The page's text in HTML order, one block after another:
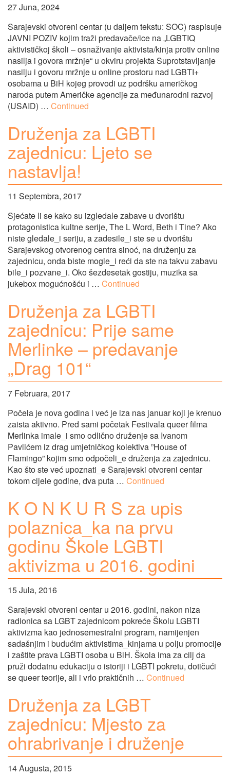
27 Juna, 2024
Sarajevski otvoreni centar (u daljem tekstu: SOC) raspisuje
JAVNI POZIV kojim traži predavače/ice na „LGBTIQ
aktivističkoj školi – osnaživanje aktivista/kinja protiv online
nasilja i govora mržnje“ u okviru projekta Suprotstavljanje
nasilju i govoru mržnje u online prostoru nad LGBTI+
osobama u BiH kojeg provodi uz podršku američkog
naroda putem Američke agencije za međunarodni razvoj
(USAID) … Continued
Druženja za LGBTI
zajednicu: Ljeto se
nastavlja!
11 Septembra, 2017
Sjećate li se kako su izgledale zabave u dvorištu
protagonistica kultne serije, The L Word, Beth i Tine? Ako
niste gledale_i seriju, a zadesile_i ste se u dvorištu
Sarajevskog otvorenog centra sinoć, na druženju za
zajednicu, onda biste mogle_i reći da ste na takvu zabavu
bile_i pozvane_i. Oko šezdesetak gostiju, muzika sa
jukebox mogućnošću i … Continued
Druženja za LGBTI
zajednicu: Prije same
Merlinke – predavanje
„Drag 101“
7 Februara, 2017
Počela je nova godina i već je iza nas januar koji je krenuo
zaista aktivno. Pred sami početak Festivala queer filma
Merlinka imale_i smo odlično druženje sa Ivanom
Pavlićem iz drag umjetničkog kolektiva ”House of
Flamingo” kojim smo odpočeli_e druženja za zajednicu.
Kao što ste već upoznati_e Sarajevski otvoreni centar
tokom cijele godine, dva puta … Continued
K O N K U R S za upis
polaznica_ka na prvu
godinu Škole LGBTI
aktivizma u 2016. godini
15 Jula, 2016
Sarajevski otvoreni centar u 2016. godini, nakon niza
radionica sa LGBT zajednicom pokreće Školu LGBTI
aktivizma kao jednosemestralni program, namijenjen
sadašnjim i budućim aktivistima_kinjama u polju promocije
i zaštite prava LGBTI osoba u BiH. Škola ima za cilj da
pruži dodatnu edukaciju o istoriji i LGBTI pokretu, dotičući
se queer teorije, ali i vrlo praktičnih … Continued
Druženja za LGBT
zajednicu: Mjesto za
ohrabrivanje i druženje
14 Augusta, 2015